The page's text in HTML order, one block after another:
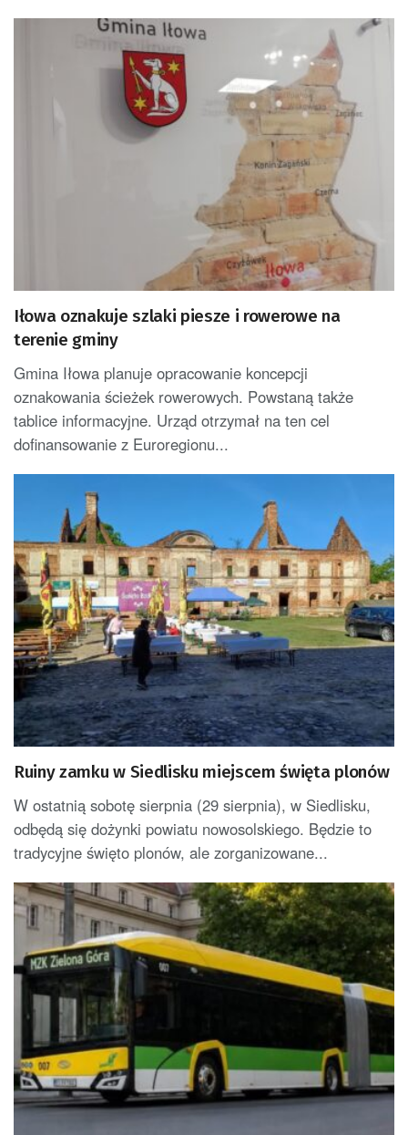
Iłowa oznakuje szlaki piesze i rowerowe na
terenie gminy
Gmina Iłowa planuje opracowanie koncepcji
oznakowania ścieżek rowerowych. Powstaną także
tablice informacyjne. Urząd otrzymał na ten cel
dofinansowanie z Euroregionu...
Ruiny zamku w Siedlisku miejscem święta plonów
W ostatnią sobotę sierpnia (29 sierpnia), w Siedlisku,
odbędą się dożynki powiatu nowosolskiego. Będzie to
tradycyjne święto plonów, ale zorganizowane...